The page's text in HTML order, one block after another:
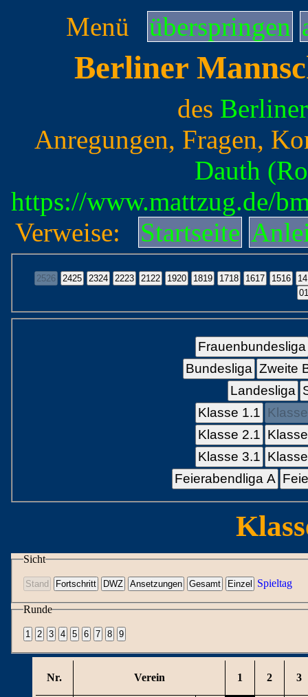
Menü überspringen
Berliner
des
Anregungen, Fragen,
Dauth
https://www.mattzug.de/
Verweise:
Startseite
Frauenbundesliga
Bundesliga Zweite
Landesliga
Klasse 1.1
Klasse 2.1
Klasse 3.1
Feierabendliga A
Sicht
Spieltag
Runde
Nr. Verein 1 2 3